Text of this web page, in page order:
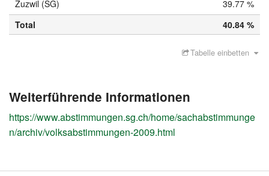
Zuzwil (SG)
39.77 %
Total
40.84 %
Tabelle einbetten
Weiterführende Informationen
https://www.abstimmungen.sg.ch/home/sachabstimmunge
n/archiv/volksabstimmungen-2009.html